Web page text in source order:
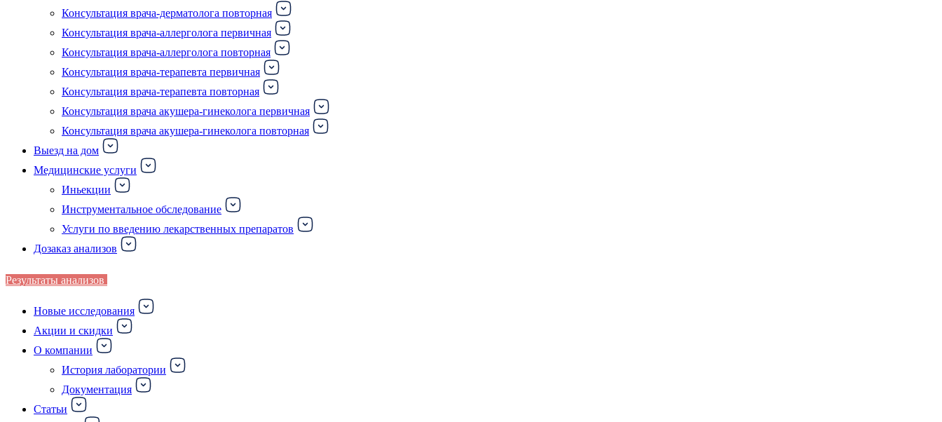
Консультация врача-дерматолога повторная
Консультация врача-аллерголога первичная
Консультация врача-аллерголога повторная
Консультация врача-терапевта первичная
Консультация врача-терапевта повторная
Консультация врача акушера-гинеколога первичная
Консультация врача акушера-гинеколога повторная
Выезд на дом
Медицинские услуги
Иньекции
Инструментальное обследование
Услуги по введению лекарственных препаратов
Дозаказ анализов
Результаты анализов
Новые исследования
Акции и скидки
О компании
История лаборатории
Документация
Статьи